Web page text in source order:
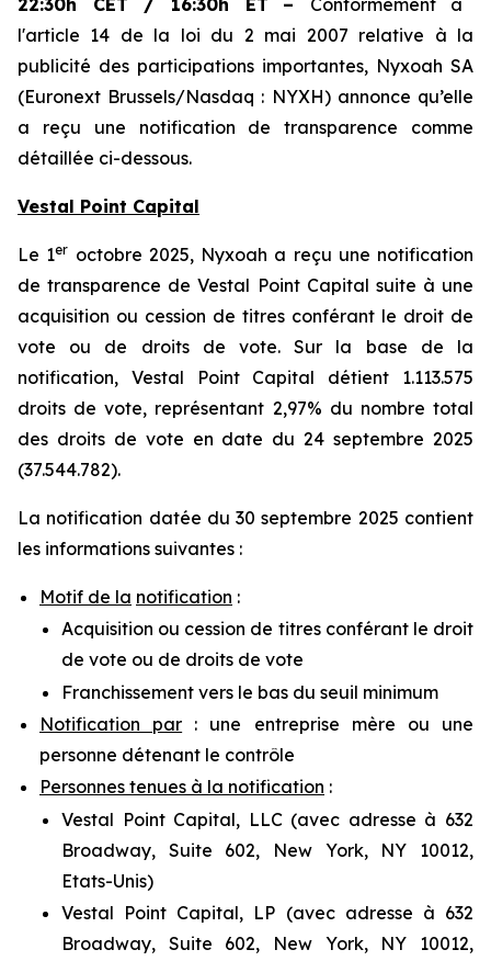
22:30h CET / 16:30h ET
– Conformément à
l'article 14 de la loi du 2 mai 2007 relative à la
publicité des participations importantes, Nyxoah SA
(Euronext Brussels/Nasdaq : NYXH) annonce qu’elle
a reçu une notification de transparence comme
détaillée ci-dessous.
Vestal Point Capital
Le 1er octobre 2025, Nyxoah a reçu une notification
de transparence de Vestal Point Capital suite à une
acquisition ou cession de titres conférant le droit de
vote ou de droits de vote. Sur la base de la
notification, Vestal Point Capital détient 1.113.575
droits de vote, représentant 2,97% du nombre total
des droits de vote en date du 24 septembre 2025
(37.544.782).
La notification datée du 30 septembre 2025 contient
les informations suivantes :
Motif de la notification :
Acquisition ou cession de titres conférant le droit
de vote ou de droits de vote
Franchissement vers le bas du seuil minimum
Notification par : une entreprise mère ou une
personne détenant le contrôle
Personnes tenues à la notification :
Vestal Point Capital, LLC (avec adresse à 632
Broadway, Suite 602, New York, NY 10012,
Etats-Unis)
Vestal Point Capital, LP (avec adresse à 632
Broadway, Suite 602, New York, NY 10012,